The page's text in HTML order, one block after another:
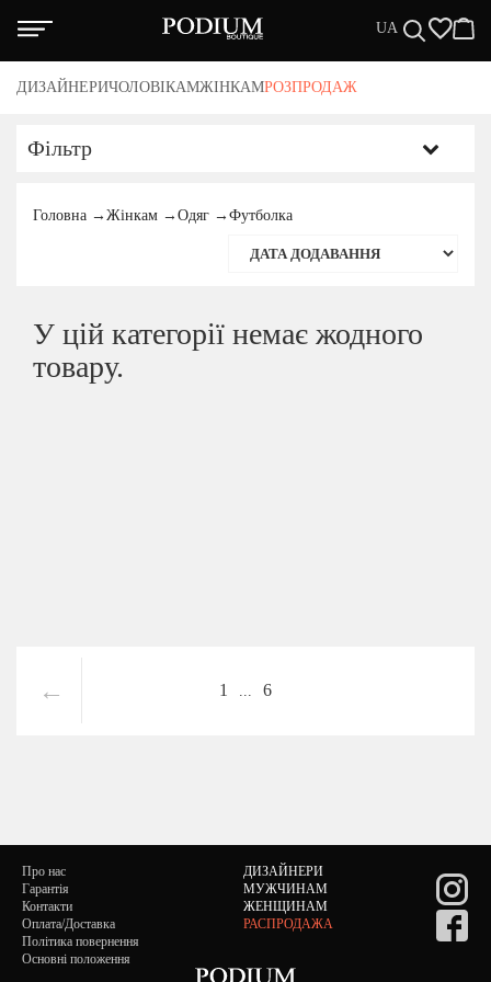
UA
ДИЗАЙНЕРИЧОЛОВІКАМЖІНКАМРОЗПРОДАЖ
Доставка
повернення
Фільтр
КАТЕГОРІЇ
Розпродаж
Головна → Жінкам → Одяг → Футболка
У цій категорії немає жодного
товару.
← 1 6
Про нас
Гарантія
Контакти
Оплата/Доставка
Політика повернення
Основні положення
ДИЗАЙНЕРИ
МУЖЧИНАМ
ЖЕНЩИНАМ
РАСПРОДАЖА